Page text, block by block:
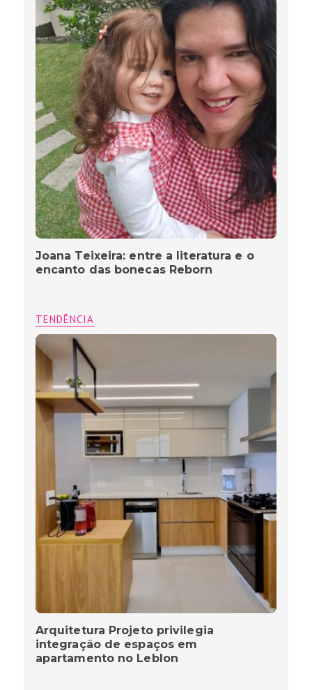
Joana Teixeira: entre a literatura e o
encanto das bonecas Reborn
TENDÊNCIA
Arquitetura Projeto privilegia
integração de espaços em
apartamento no Leblon